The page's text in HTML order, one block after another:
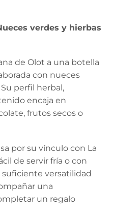
verdes y hierbas
de Olot a una botella
con nueces
perfil herbal,
encaja en
frutos secos o
por su vínculo con La
de servir fría o con
versatilidad
una
un regalo